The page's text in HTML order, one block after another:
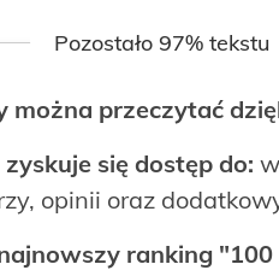
Pozostało 97% tekstu
można przeczytać
się dostęp do:
opinii oraz
ranking